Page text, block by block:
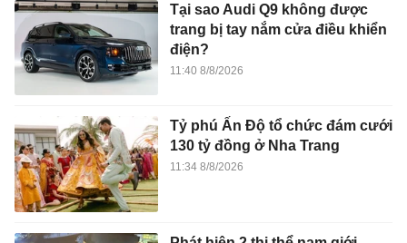
Tại sao Audi Q9 không được
trang bị tay nắm cửa điều khiển
điện?
11:40 8/8/2026
Tỷ phú Ấn Độ tổ chức đám cưới
130 tỷ đồng ở Nha Trang
11:34 8/8/2026